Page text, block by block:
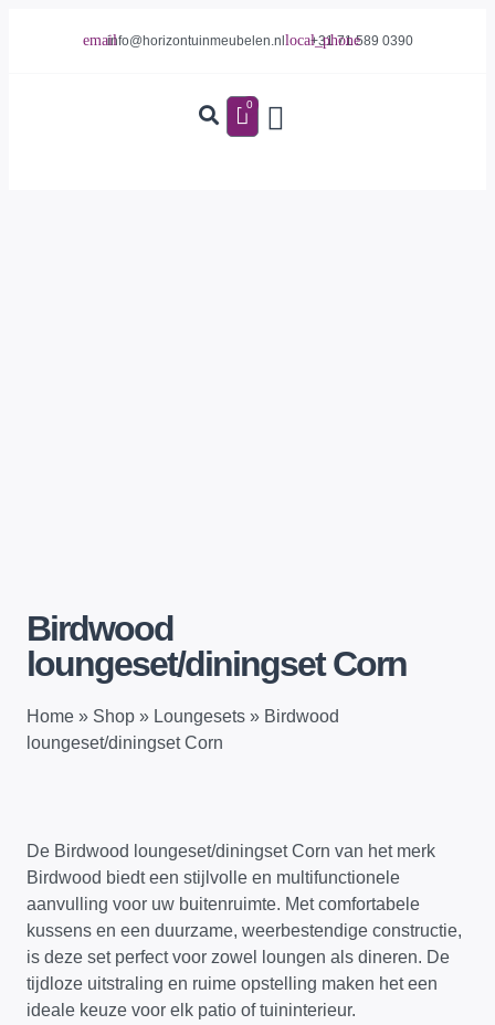
info@horizontuinmeubelen.nl +31 71 589 0390
0
Birdwood
loungeset/diningset Corn
Home » Shop » Loungesets » Birdwood
loungeset/diningset Corn
De Birdwood loungeset/diningset Corn van het merk
Birdwood biedt een stijlvolle en multifunctionele
aanvulling voor uw buitenruimte. Met comfortabele
kussens en een duurzame, weerbestendige constructie,
is deze set perfect voor zowel loungen als dineren. De
tijdloze uitstraling en ruime opstelling maken het een
ideale keuze voor elk patio of tuininterieur.